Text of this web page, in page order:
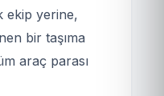
ekip yerine,
bir taşıma
araç parası